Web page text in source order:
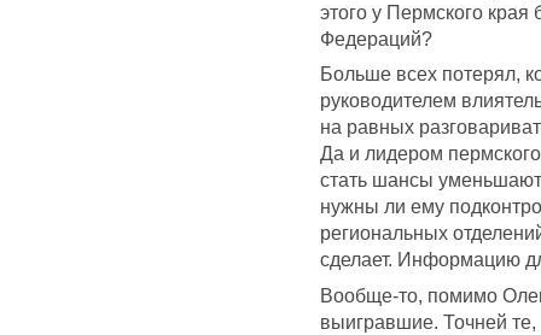
этого у Пермского края
Федераций?
Больше всех потерял,
руководителем
на равных
Да и лидером
стать шансы
нужны ли ему
региональных
сделает. Информацию
Вообще-то, помимо
выигравшие. Точней те,